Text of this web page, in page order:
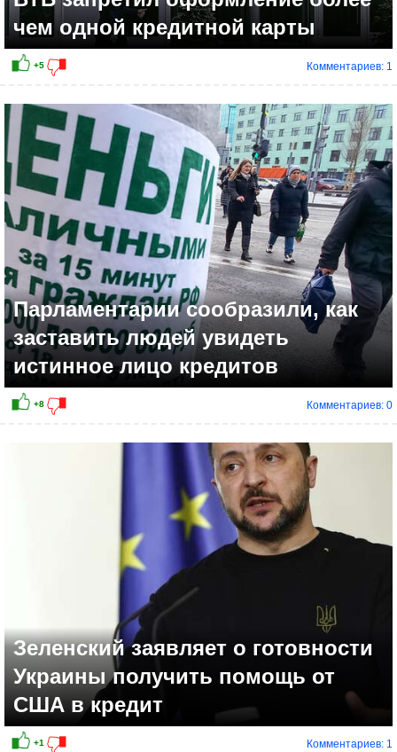
чем одной кредитной карты
Комментариев: 1
Парламентарии сообразили, как
заставить людей увидеть
истинное лицо кредитов
Комментариев: 0
Зеленский заявляет о готовности
Украины получить помощь от
США в кредит
Комментариев: 1